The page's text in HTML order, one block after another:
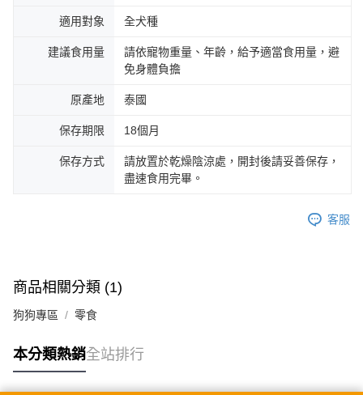
適用對象 全犬種
建議食用量
請依寵物重量、年齡，給予適當食用量，避
免身體負擔
原產地 泰國
保存期限 18個月
保存方式
請放置於乾燥陰涼處，開封後請妥善保存，
盡速食用完畢。
客服
商品相關分類 (1)
狗狗專區 零食
本分類熱銷全站排行